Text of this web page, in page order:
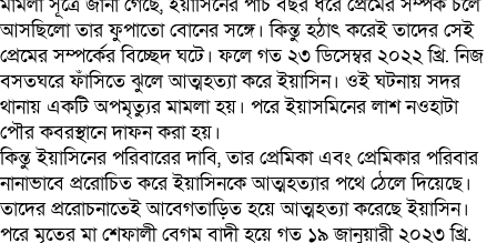
আসছিলো তার ফুপাতো বোনের সঙ্গে। কিন্তু হঠাৎ করেই তাদের সেই
প্রেমের সম্পর্কের বিচ্ছেদ ঘটে। ফলে গত ২৩ ডিসেম্বর ২০২২ খ্রি. নিজ
বসতঘরে ফাঁসিতে ঝুলে আত্মহত্যা করে ইয়াসিন। ওই ঘটনায় সদর
থানায় একটি অপমৃত্যুর মামলা হয়। পরে ইয়াসমিনের লাশ নওহাটা
পৌর কবরস্থানে দাফন করা হয়।
কিন্তু ইয়াসিনের পরিবারের দাবি, তার প্রেমিকা এবং প্রেমিকার পরিবার
নানাভাবে প্ররোচিত করে ইয়াসিনকে আত্মহত্যার পথে ঠেলে দিয়েছে।
তাদের প্ররোচনাতেই আবেগতাড়িত হয়ে আত্মহত্যা করেছে ইয়াসিন।
পরে মৃতের মা শেফালী বেগম বাদী হয়ে গত ১৯ জানুয়ারী ২০২৩ খ্রি.